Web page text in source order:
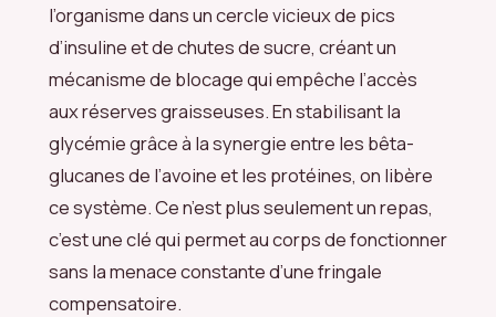
l’organisme dans un cercle vicieux de pics
d’insuline et de chutes de sucre, créant un
mécanisme de blocage qui empêche l’accès
aux réserves graisseuses. En stabilisant la
glycémie grâce à la synergie entre les bêta-
glucanes de l’avoine et les protéines, on libère
ce système. Ce n’est plus seulement un repas,
c’est une clé qui permet au corps de fonctionner
sans la menace constante d’une fringale
compensatoire.